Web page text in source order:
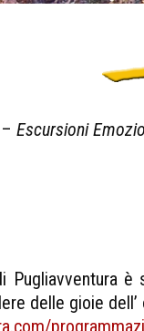
– Escursioni
è
delle gioie